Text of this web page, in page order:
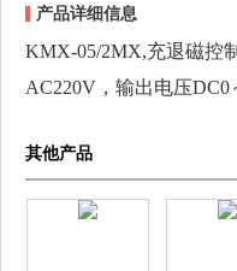
产品详细信息
KMX-05/2MX,充退磁控
AC220V，输出电压
其他产品